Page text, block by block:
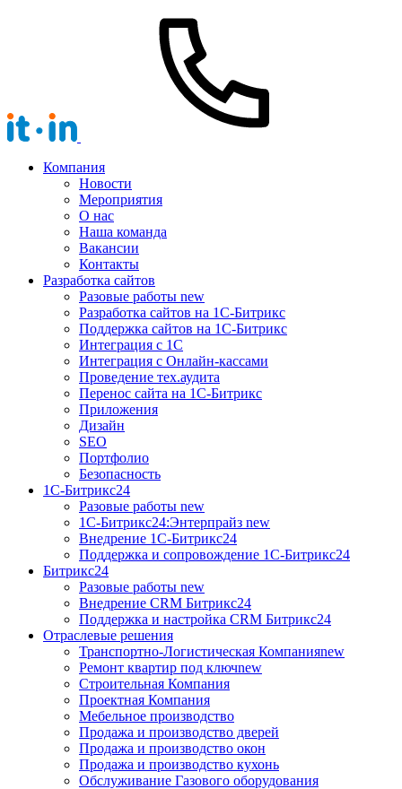
Компания
Новости
Мероприятия
О нас
Наша команда
Вакансии
Контакты
Разработка сайтов
Разовые работы new
Разработка сайтов на 1С-Битрикс
Поддержка сайтов на 1С-Битрикс
Интеграция с 1С
Интеграция с Онлайн-кассами
Проведение тех.аудита
Перенос сайта на 1С-Битрикс
Приложения
Дизайн
SEO
Портфолио
Безопасность
1C-Битрикс24
Разовые работы new
1С-Битрикс24:Энтерпрайз new
Внедрение 1C-Битрикс24
Поддержка и сопровождение 1С-Битрикс24
Битрикс24
Разовые работы new
Внедрение CRM Битрикс24
Поддержка и настройка CRM Битрикс24
Отраслевые решения
Транспортно-Логистическая Компанияnew
Ремонт квартир под ключnew
Строительная Компания
Проектная Компания
Мебельное производство
Продажа и производство дверей
Продажа и производство окон
Продажа и производство кухонь
Обслуживание Газового оборудования